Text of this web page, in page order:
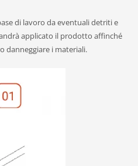
di lavoro da eventuali detriti e
applicato il prodotto affinché
danneggiare i materiali.